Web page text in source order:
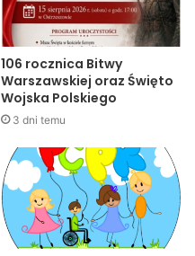
106 rocznica Bitwy
Warszawskiej oraz Święto
Wojska Polskiego
3 dni temu